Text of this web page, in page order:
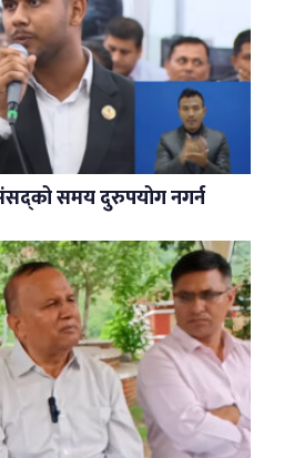
समय दुरुपयोग नगर्न